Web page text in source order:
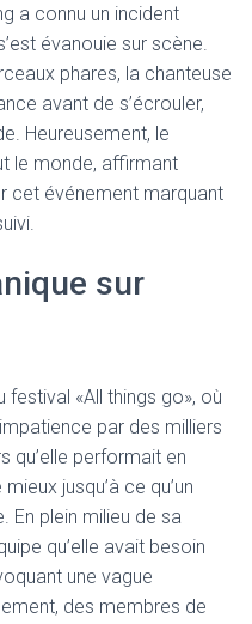
a connu un incident
évanouie sur scène.
phares, la chanteuse
avant de s’écrouler,
Heureusement, le
le monde, affirmant
cet événement marquant
sur
festival «All things go», où
par des milliers
qu’elle performait en
jusqu’à ce qu’un
En plein milieu de sa
qu’elle avait besoin
une vague
des membres de